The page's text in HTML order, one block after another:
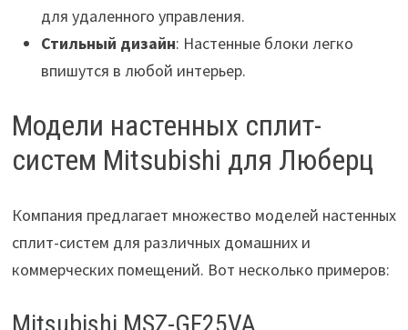
для удаленного управления.
Стильный дизайн: Настенные блоки легко
впишутся в любой интерьер.
Модели настенных сплит-
систем Mitsubishi для Люберц
Компания предлагает множество моделей настенных
сплит-систем для различных домашних и
коммерческих помещений. Вот несколько примеров: